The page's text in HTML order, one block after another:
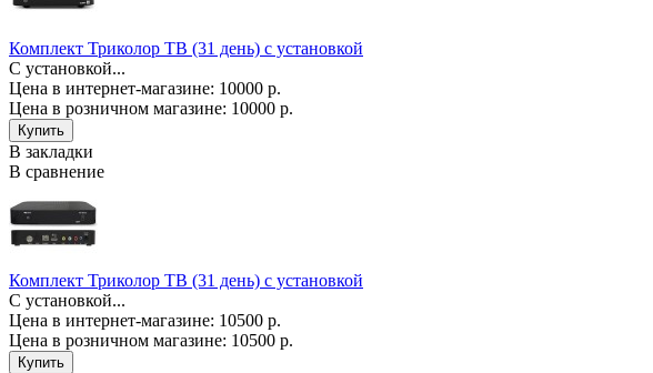
Комплект Триколор ТВ (31 день) с установкой
С установкой...
Цена в интернет-магазине: 10000 р.
Цена в розничном магазине: 10000 р.
В закладки
В сравнение
Комплект Триколор ТВ (31 день) с установкой
С установкой...
Цена в интернет-магазине: 10500 р.
Цена в розничном магазине: 10500 р.